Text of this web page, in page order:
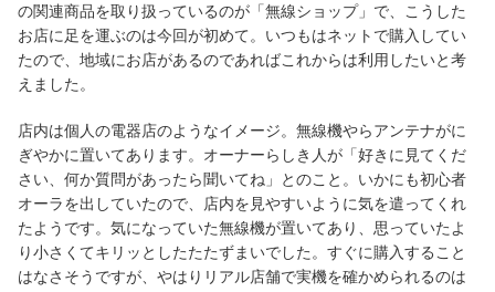
の関連商品を取り扱っているのが「無線ショップ」で、こうした
お店に足を運ぶのは今回が初めて。いつもはネットで購入してい
たので、地域にお店があるのであればこれからは利用したいと考
えました。
店内は個人の電器店のようなイメージ。無線機やらアンテナがに
ぎやかに置いてあります。オーナーらしき人が「好きに見てくだ
さい、何か質問があったら聞いてね」とのこと。いかにも初心者
オーラを出していたので、店内を見やすいように気を遣ってくれ
たようです。気になっていた無線機が置いてあり、思っていたよ
り小さくてキリッとしたたたずまいでした。すぐに購入すること
はなさそうですが、やはりリアル店舗で実機を確かめられるのは